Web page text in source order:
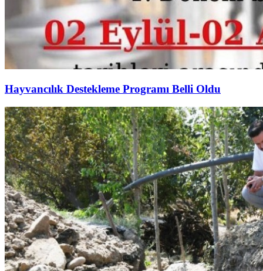
Hayvancılık Destekleme Programı Belli Oldu